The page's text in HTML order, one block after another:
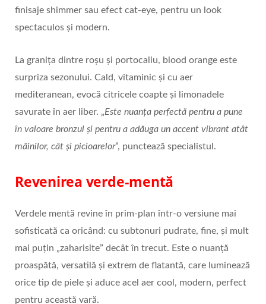
finisaje shimmer sau efect cat‑eye, pentru un look
spectaculos și modern.
La granița dintre roșu și portocaliu, blood orange este
surpriza sezonului. Cald, vitaminic și cu aer
mediteranean, evocă citricele coapte și limonadele
savurate în aer liber. „Este nuanța perfectă pentru a pune
în valoare bronzul și pentru a adăuga un accent vibrant atât
mâinilor, cât și picioarelor”, punctează specialistul.
Revenirea verde‑mentă
Verdele mentă revine în prim‑plan într-o versiune mai
sofisticată ca oricând: cu subtonuri pudrate, fine, și mult
mai puțin „zaharisite” decât în trecut. Este o nuanță
proaspătă, versatilă și extrem de flatantă, care luminează
orice tip de piele și aduce acel aer cool, modern, perfect
pentru această vară.